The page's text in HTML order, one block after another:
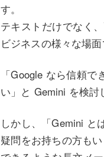
す。
テキストだけでなく
ビジネスの様々な場
「Google なら信頼
い」と Gemini を検討
しかし、「Gemini と
疑問をお持ちの方も